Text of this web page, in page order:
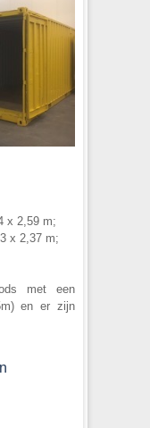
x 2,59 m;
x 2,37 m;
met een
en er zijn